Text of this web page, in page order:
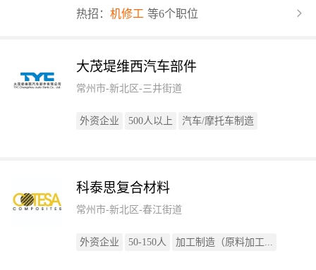
热招： 机修工 等6个职位
大茂堤维西汽车部件
常州市-新北区-三井街道
外资企业 500人以上 汽车/摩托车制造
科泰思复合材料
常州市-新北区-春江街道
外资企业 50-150人 加工制造（原料加工...